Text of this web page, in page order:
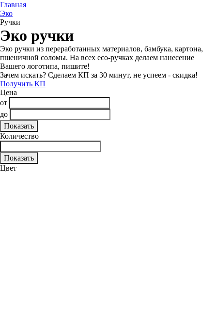
Главная
Эко
Ручки
Эко ручки
Эко ручки из переработанных материалов, бамбука, картона,
пшеничной соломы. На всех eco-ручках делаем нанесение
Вашего логотипа, пишите!
Зачем искать? Сделаем КП за 30 минут, не успеем - скидка!
Получить КП
Цена
от
до
Количество
Цвет